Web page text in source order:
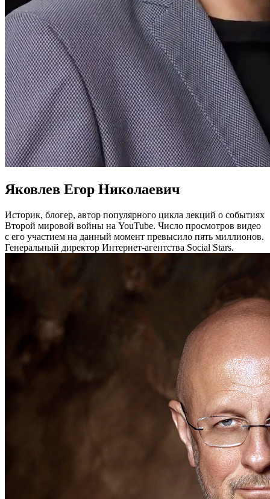
Яковлев Егор Николаевич
Историк, блогер, автор популярного цикла лекций о событиях
Второй мировой войны на YouTube. Число просмотров видео
с его участием на данный момент превысило пять миллионов.
Генеральный директор Интернет-агентства Social Stars.